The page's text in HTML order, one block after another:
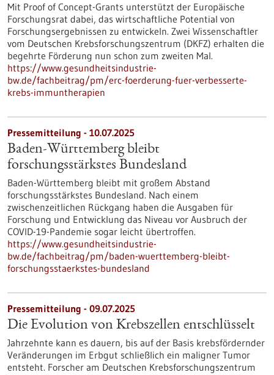
Mit Proof of Concept-Grants unterstützt der Europäische
Forschungsrat dabei, das wirtschaftliche Potential von
Forschungsergebnissen zu entwickeln. Zwei Wissenschaftler
vom Deutschen Krebsforschungszentrum (DKFZ) erhalten die
begehrte Förderung nun schon zum zweiten Mal.
https://www.gesundheitsindustrie-
bw.de/fachbeitrag/pm/erc-foerderung-fuer-verbesserte-
krebs-immuntherapien
Pressemitteilung - 10.07.2025
Baden-Württemberg bleibt
forschungsstärkstes Bundesland
Baden-Württemberg bleibt mit großem Abstand
forschungsstärkstes Bundesland. Nach einem
zwischenzeitlichen Rückgang haben die Ausgaben für
Forschung und Entwicklung das Niveau vor Ausbruch der
COVID-19-Pandemie sogar leicht übertroffen.
https://www.gesundheitsindustrie-
bw.de/fachbeitrag/pm/baden-wuerttemberg-bleibt-
forschungsstaerkstes-bundesland
Pressemitteilung - 09.07.2025
Die Evolution von Krebszellen entschlüsselt
Jahrzehnte kann es dauern, bis auf der Basis krebsfördernder
Veränderungen im Erbgut schließlich ein maligner Tumor
entsteht. Forscher am Deutschen Krebsforschungszentrum